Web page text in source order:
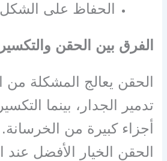
الحفاظ على الشكل
الفرق بين الحقن والتكسير
الحقن يعالج المشكلة من
تدمير الجدار، بينما
أجزاء كبيرة من الخرسانة.
الحقن الخيار الأفضل عند